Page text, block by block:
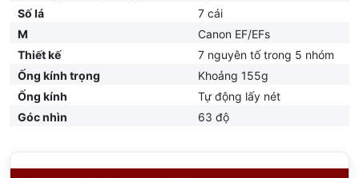
Số lá
7 cái
M
Canon EF/EFs
Thiết kế
7 nguyên tố trong 5 nhóm
Ống kính trọng
Khoảng 155g
Ống kính
Tự động lấy nét
Góc nhìn
63 độ